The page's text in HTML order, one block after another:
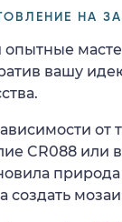
НА
вашу
от
CR088 или
создать